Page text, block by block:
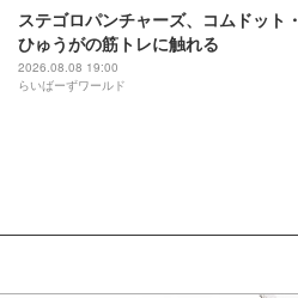
ステゴロパンチャーズ、コムドット・
ひゅうがの筋トレに触れる
2026.08.08 19:00
らいばーずワールド